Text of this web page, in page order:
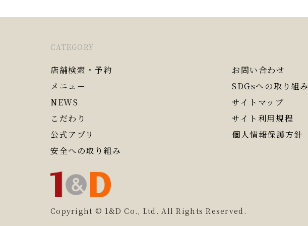
CATEGORY
店舗検索・予約
メニュー
NEWS
こだわり
公式アプリ
安全への取り組み
お問い合わせ
SDGsへの取り組み
サイトマップ
サイト利用規程
個人情報保護方針
Copyright © 1&D Co., Ltd. All Rights Reserved.